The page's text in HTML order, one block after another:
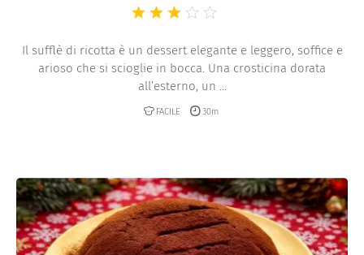
Il sufflè di ricotta è un dessert elegante e leggero, soffice e
arioso che si scioglie in bocca. Una crosticina dorata
all’esterno, un ...
FACILE 30m